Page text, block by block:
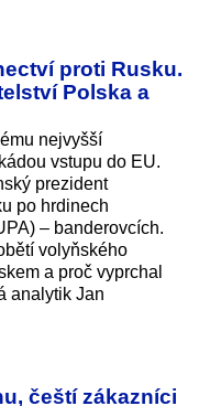
proti Rusku.
Polska a
nejvyšší
vstupu do EU.
prezident
po hrdinech
– banderovcích.
volyňského
a proč vyprchal
analytik Jan
čeští zákazníci